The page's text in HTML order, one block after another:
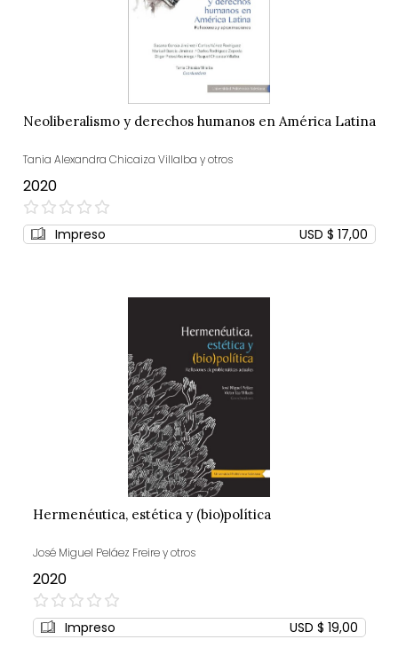
Neoliberalismo y derechos humanos en América Latina
Tania Alexandra Chicaiza Villalba y otros
2020
0%
Impreso USD $ 17,00
Hermenéutica, estética y (bio)política
José Miguel Peláez Freire y otros
2020
0%
Impreso USD $ 19,00